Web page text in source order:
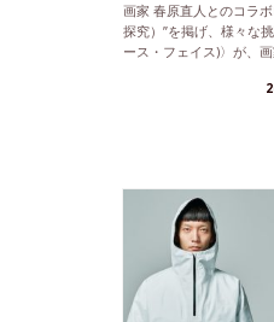
画家 春原直人とのコラ
探究）”を掲げ、様々な
ース・フェイス)〉が、